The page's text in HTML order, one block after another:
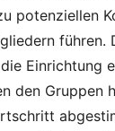
potenziellen
führen.
Einrichtung
den Gruppen